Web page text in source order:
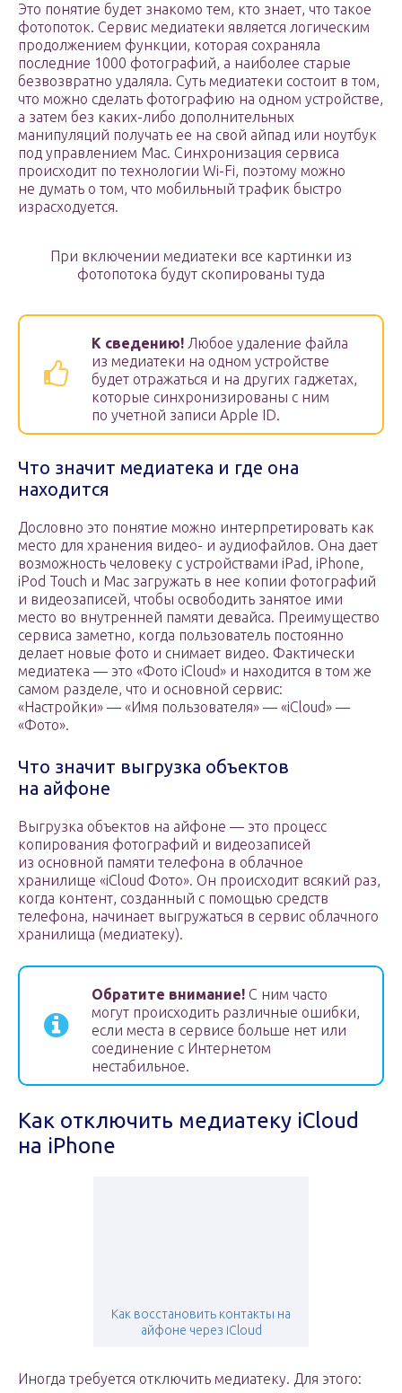
Это понятие будет знакомо тем, кто знает, что такое
фотопоток. Сервис медиатеки является логическим
продолжением функции, которая сохраняла
последние 1000 фотографий, а наиболее старые
безвозвратно удаляла. Суть медиатеки состоит в том,
что можно сделать фотографию на одном устройстве,
а затем без каких-либо дополнительных
манипуляций получать ее на свой айпад или ноутбук
под управлением Mac. Синхронизация сервиса
происходит по технологии Wi-Fi, поэтому можно
не думать о том, что мобильный трафик быстро
израсходуется.
При включении медиатеки все картинки из
фотопотока будут скопированы туда
К сведению! Любое удаление файла
из медиатеки на одном устройстве
будет отражаться и на других гаджетах,
которые синхронизированы с ним
по учетной записи Apple ID.
Что значит медиатека и где она
находится
Дословно это понятие можно интерпретировать как
место для хранения видео- и аудиофайлов. Она дает
возможность человеку с устройствами iPad, iPhone,
iPod Touch и Mac загружать в нее копии фотографий
и видеозаписей, чтобы освободить занятое ими
место во внутренней памяти девайса. Преимущество
сервиса заметно, когда пользователь постоянно
делает новые фото и снимает видео. Фактически
медиатека — это «Фото iCloud» и находится в том же
самом разделе, что и основной сервис:
«Настройки» — «Имя пользователя» — «iCloud» —
«Фото».
Что значит выгрузка объектов
на айфоне
Выгрузка объектов на айфоне — это процесс
копирования фотографий и видеозаписей
из основной памяти телефона в облачное
хранилище «iCloud Фото». Он происходит всякий раз,
когда контент, созданный с помощью средств
телефона, начинает выгружаться в сервис облачного
хранилища (медиатеку).
Обратите внимание! С ним часто
могут происходить различные ошибки,
если места в сервисе больше нет или
соединение с Интернетом
нестабильное.
Как отключить медиатеку iCloud
на iPhone
Как восстановить контакты на
айфоне через iCloud
Иногда требуется отключить медиатеку. Для этого: